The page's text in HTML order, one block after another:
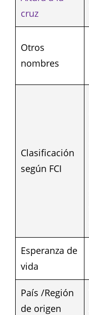
cruz
Otros
nombres
Clasificación
según FCI
Esperanza de
vida
País /Región
de origen